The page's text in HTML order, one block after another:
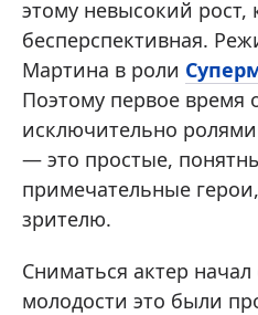
этому невысокий рост,
бесперспективная.
Мартина в роли
Поэтому первое время
исключительно
— это простые,
примечательные
зрителю.
Сниматься актер
молодости это были